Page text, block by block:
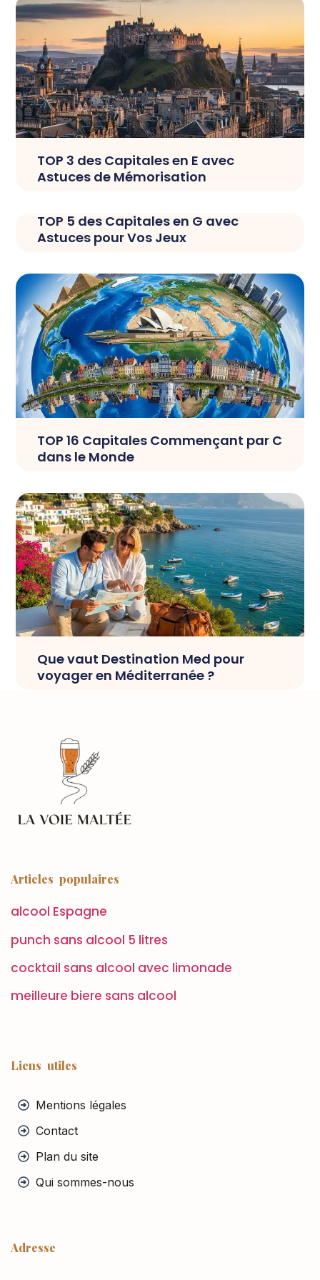
TOP 3 des Capitales en E avec
Astuces de Mémorisation
TOP 5 des Capitales en G avec
Astuces pour Vos Jeux
TOP 16 Capitales Commençant par C
dans le Monde
Que vaut Destination Med pour
voyager en Méditerranée ?
Articles populaires
alcool Espagne
punch sans alcool 5 litres
cocktail sans alcool avec limonade
meilleure biere sans alcool
Liens utiles
Mentions légales
Contact
Plan du site
Qui sommes-nous
Adresse